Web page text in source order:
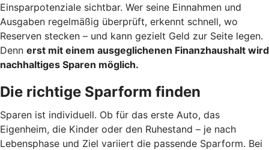
Einsparpotenziale sichtbar. Wer seine Einnahmen und
Ausgaben regelmäßig überprüft, erkennt schnell, wo
Reserven stecken – und kann gezielt Geld zur Seite legen.
Denn erst mit einem ausgeglichenen Finanzhaushalt wird
nachhaltiges Sparen möglich.
Die richtige Sparform finden
Sparen ist individuell. Ob für das erste Auto, das
Eigenheim, die Kinder oder den Ruhestand – je nach
Lebensphase und Ziel variiert die passende Sparform. Bei